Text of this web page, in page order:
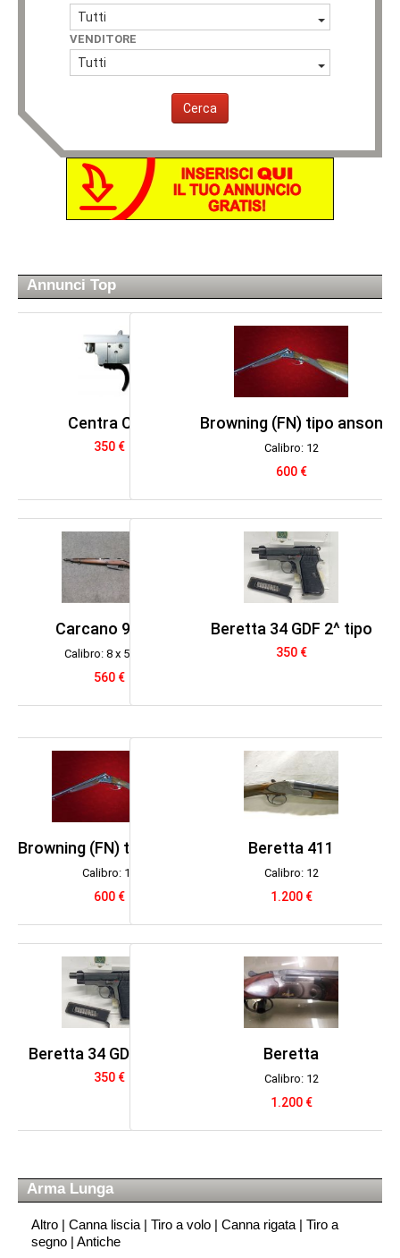
Tutti
VENDITORE
Tutti
Cerca
Annunci Top
Browning (FN) tipo anson
Beretta 34 GDF 2^ tipo
Arma Lunga
Altro | Canna liscia | Tiro a volo | Canna rigata | Tiro a
segno | Antiche